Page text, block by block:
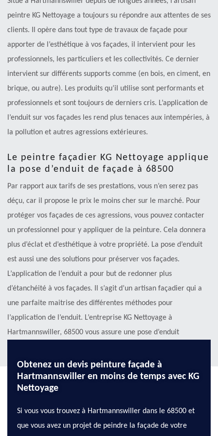
peintre KG Nettoyage a toujours su répondre aux attentes de ses
clients. Il opère dans tout type de travaux de façade pour
apporter de l’esthétique à vos façades, il intervient pour les
professionnels, les particuliers et les collectivités. Ce dernier
intervient sur différents supports comme (en bois, en ciment, en
brique, ou autre). Les produits qu’il utilise sont performants et
professionnels et sont toujours de derniers cris. L’application de
l’enduit sur vos façades les rend plus tenaces aux intempéries, à
la pollution et autres agressions extérieures.
Le peintre façadier KG Nettoyage applique
la pose d’enduit de façade à 68500
Par rapport aux tarifs de ses prestations, vous n’en serez pas
déçu, car il propose le prix le moins cher sur le marché. Pour
protéger vos façades de ces agressions, vous pouvez contacter
un professionnel pour y appliquer de la peinture. Cela donnera
plus d’éclat et d’esthétique à votre propriété. La pose d’enduit
est aussi une des solutions pour préserver vos façades.
L’application de l’enduit a pour but de redonner plus
d’étanchéité à vos façades. Il s’agit d’un artisan façadier qui a
une parfaite maitrise des différentes méthodes pour
l’application de l’enduit. L’entreprise KG Nettoyage à
Hartmannswiller, 68500 vous assure une pose d’enduit
Obtenez un devis peinture façade à
Hartmannswiller en moins de temps avec KG
Nettoyage
Si vous vous trouvez à Hartmannswiller dans le 68500 et
que vous avez un projet de peindre la façade de votre